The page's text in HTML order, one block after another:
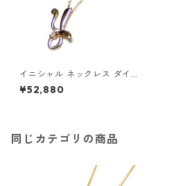
イニシャル ネックレス ダイヤ
モンド ネックレス 一粒 0.01c
t K18 ゴールド 文字 Y ダイヤ
¥52,880
同じカテゴリの商品